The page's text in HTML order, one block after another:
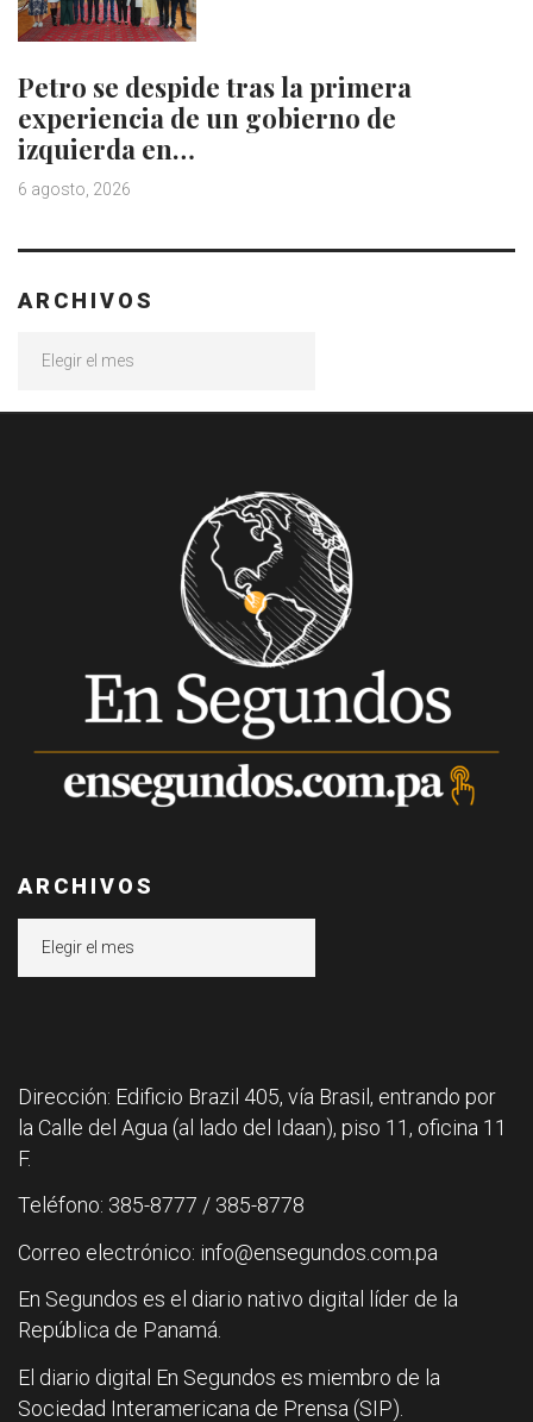
Petro se despide tras la primera
experiencia de un gobierno de
izquierda en…
6 agosto, 2026
ARCHIVOS
ARCHIVOS
Dirección: Edificio Brazil 405, vía Brasil, entrando por
la Calle del Agua (al lado del Idaan), piso 11, oficina 11
F.
Teléfono: 385-8777 / 385-8778
Correo electrónico: info@ensegundos.com.pa
En Segundos es el diario nativo digital líder de la
República de Panamá.
El diario digital En Segundos es miembro de la
Sociedad Interamericana de Prensa (SIP).